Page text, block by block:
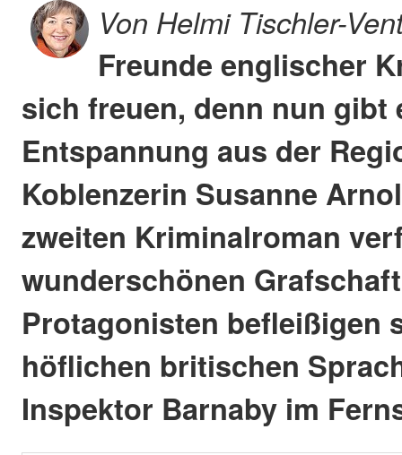
Von Helmi Tischler-
Freunde englischer
sich freuen, denn nun gibt
Entspannung aus der
Koblenzerin Susanne
zweiten Kriminalroman
wunderschönen
Protagonisten befleißigen
höflichen britischen
Inspektor Barnaby im